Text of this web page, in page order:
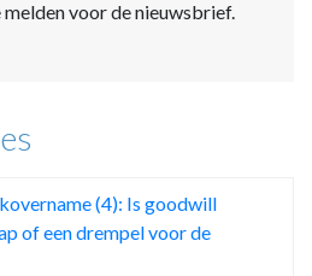
melden voor de nieuwsbrief.
(4): Is goodwill
of een drempel voor de